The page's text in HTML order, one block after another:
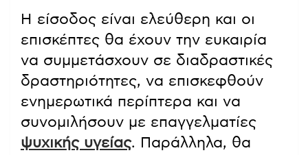
Η είσοδος είναι ελεύθερη και οι
επισκέπτες θα έχουν την ευκαιρία
να συμμετάσχουν σε διαδραστικές
δραστηριότητες, να επισκεφθούν
ενημερωτικά περίπτερα και να
συνομιλήσουν με επαγγελματίες
ψυχικής υγείας. Παράλληλα, θα